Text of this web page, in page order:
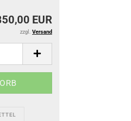
EUR
zzgl. Versand